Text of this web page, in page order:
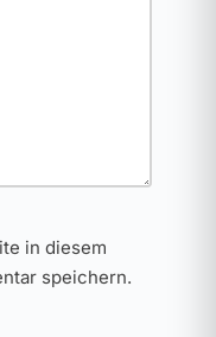
in diesem
speichern.